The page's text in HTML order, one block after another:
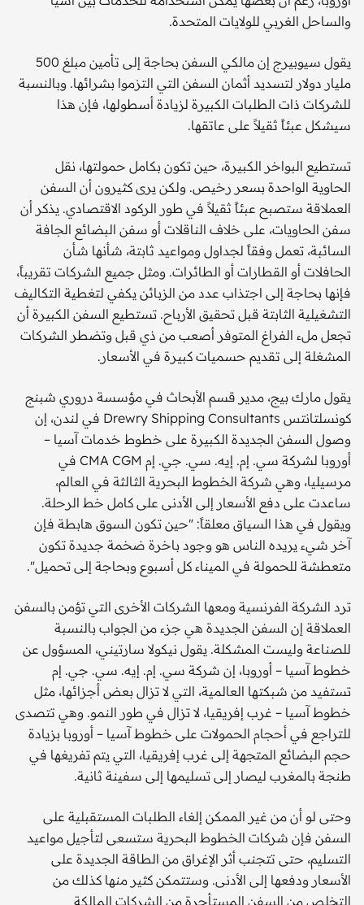
والساحل الغربي للولايات المتحدة.
يقول سيوبيرج إن مالكي السفن بحاجة إلى تأمين مبلغ 500
مليار دولار لتسديد أثمان السفن التي التزموا بشرائها. وبالنسبة
للشركات ذات الطلبات الكبيرة لزيادة أسطولها، فإن هذا
سيشكل عبئاً ثقيلاً على عاتقها.
تستطيع البواخر الكبيرة، حين تكون بكامل حمولتها، نقل
الحاوية الواحدة بسعر رخيص. ولكن يرى كثيرون أن السفن
العملاقة ستصبح عبئاً ثقيلاً في طور الركود الاقتصادي. يذكر أن
سفن الحاويات، على خلاف الناقلات أو سفن البضائع الجافة
السائبة، تعمل وفقاً لجداول ومواعيد ثابتة، شأنها شأن
الحافلات أو القطارات أو الطائرات. ومثل جميع الشركات تقريباً،
فإنها بحاجة إلى اجتذاب عدد من الزبائن يكفي لتغطية التكاليف
التشغيلية الثابتة قبل تحقيق الأرباح. تستطيع السفن الكبيرة أن
تجعل ملء الفراغ المتوفر أصعب من ذي قبل وتضطر الشركات
المشغلة إلى تقديم حسميات كبيرة في الأسعار.
يقول مارك بيج، مدير قسم الأبحاث في مؤسسة دروري شبنج
كونسلتانتس Drewry Shipping Consultants في لندن، إن
وصول السفن الجديدة الكبيرة على خطوط خدمات آسيا –
أوروبا لشركة سي. إم. إيه. سي. جي. إم CMA CGM في
مرسيليا، وهي شركة الخطوط البحرية الثالثة في العالم،
ساعدت على دفع الأسعار إلى الأدنى على كامل خط الرحلة.
ويقول في هذا السياق معلقاً: "حين تكون السوق هابطة فإن
آخر شيء يريده الناس هو وجود باخرة ضخمة جديدة تكون
متعطشة للحمولة في الميناء كل أسبوع وبحاجة إلى تحميل".
ترد الشركة الفرنسية ومعها الشركات الأخرى التي تؤمن بالسفن
العملاقة إن السفن الجديدة هي جزء من الجواب بالنسبة
للصناعة وليست المشكلة. يقول نيكولا سارتيني، المسؤول عن
خطوط آسيا – أوروبا، إن شركة سي. إم. إيه. سي. جي. إم
تستفيد من شبكتها العالمية، التي لا تزال بعض أجزائها، مثل
خطوط آسيا – غرب إفريقيا، لا تزال في طور النمو. وهي تتصدى
للتراجع في أحجام الحمولات على خطوط آسيا – أوروبا بزيادة
حجم البضائع المتجهة إلى غرب إفريقيا، التي يتم تفريغها في
طنجة بالمغرب ليصار إلى تسليمها إلى سفينة ثانية.
وحتى لو أن من غير الممكن إلغاء الطلبات المستقبلية على
السفن فإن شركات الخطوط البحرية ستسعى لتأجيل مواعيد
التسليم، حتى تتجنب أثر الإغراق من الطاقة الجديدة على
الأسعار ودفعها إلى الأدنى. وستتمكن كثير منها كذلك من
التخلص من السفن المستأجرة من الشركات المالكة